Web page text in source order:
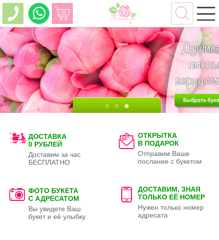
ДОСТАВКА
0 РУБЛЕЙ
Доставим за час
БЕСПЛАТНО
ОТКРЫТКА
В ПОДАРОК
Отправим Ваше
послание с букетом
ФОТО БУКЕТА
С АДРЕСАТОМ
Вы увидете Ваш
букет и её улыбку
ДОСТАВИМ, ЗНАЯ
ТОЛЬКО ЕЁ НОМЕР
Нужен только номер
адресата